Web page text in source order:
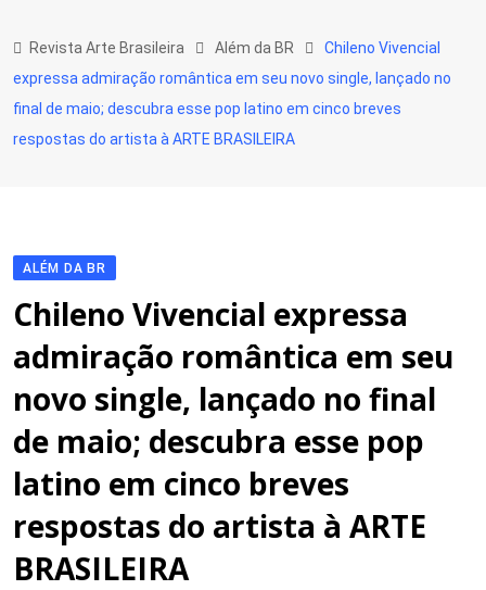
to
content
Revista Arte Brasileira Além da BR
Chileno Vivencial
expressa admiração romântica em seu novo single, lançado no
final de maio; descubra esse pop latino em cinco breves
respostas do artista à ARTE BRASILEIRA
ALÉM DA BR
Chileno Vivencial expressa
admiração romântica em seu
novo single, lançado no final
de maio; descubra esse pop
latino em cinco breves
respostas do artista à ARTE
BRASILEIRA